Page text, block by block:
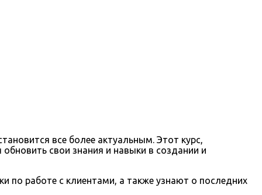
все более актуальным. Этот курс,
свои знания и навыки в создании и
по работе с клиентами, а также узнают о последних